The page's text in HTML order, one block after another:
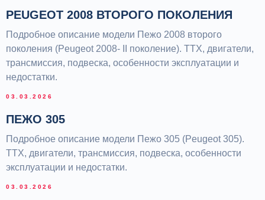
PEUGEOT 2008 ВТОРОГО ПОКОЛЕНИЯ
Подробное описание модели Пежо 2008 второго
поколения (Peugeot 2008- II поколение). ТТХ, двигатели,
трансмиссия, подвеска, особенности эксплуатации и
недостатки.
03.03.2026
ПЕЖО 305
Подробное описание модели Пежо 305 (Peugeot 305).
ТТХ, двигатели, трансмиссия, подвеска, особенности
эксплуатации и недостатки.
03.03.2026